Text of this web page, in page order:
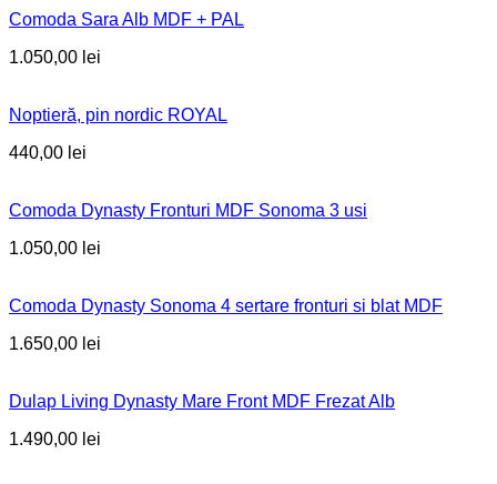
Comoda Sara Alb MDF + PAL
1.050,00 lei
Noptieră, pin nordic ROYAL
440,00 lei
Comoda Dynasty Fronturi MDF Sonoma 3 usi
1.050,00 lei
Comoda Dynasty Sonoma 4 sertare fronturi si blat MDF
1.650,00 lei
Dulap Living Dynasty Mare Front MDF Frezat Alb
1.490,00 lei